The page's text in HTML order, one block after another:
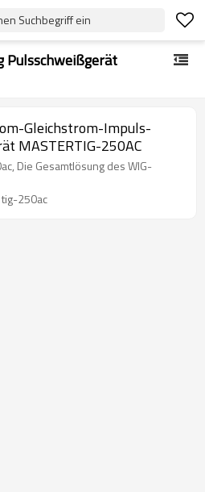
Suchbegriff ein
Pulsschweißgerät
Gleichstrom-Impuls-
MASTERTIG-250AC
Die Gesamtlösung des WIG-
250ac